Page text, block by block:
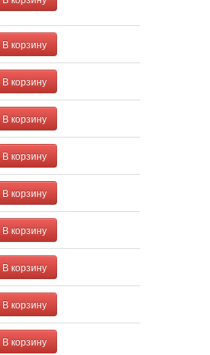
В корзину
В корзину
В корзину
В корзину
В корзину
В корзину
В корзину
В корзину
В корзину